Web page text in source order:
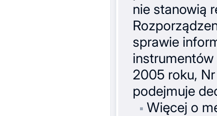
nie stanowią
sprawie
2005 roku,
podejmuje
Więcej o